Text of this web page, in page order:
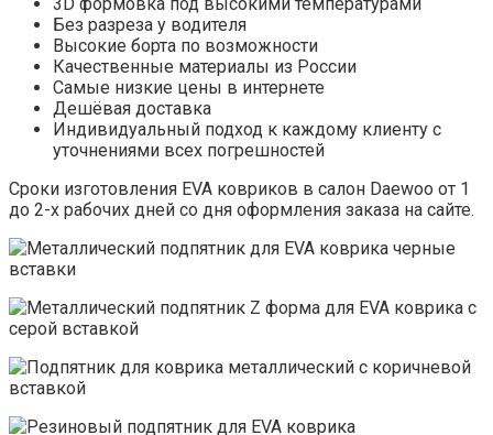
Без разреза у водителя
Высокие борта по возможности
Качественные материалы из России
Самые низкие цены в интернете
Дешёвая доставка
Индивидуальный подход к каждому клиенту с
уточнениями всех погрешностей
Сроки изготовления EVA ковриков в салон Daewoo от 1
до 2-х рабочих дней со дня оформления заказа на сайте.